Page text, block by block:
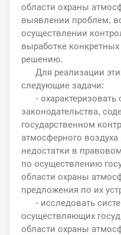
области охраны
выявлении проблем,
осуществлении
выработке
решению.
Для реализации
следующие задачи:
-
законодательства,
государственном
атмосферного
недостатки в
по осуществлению
области охраны
предложения по их
- исследовать
осуществляющих
области охраны